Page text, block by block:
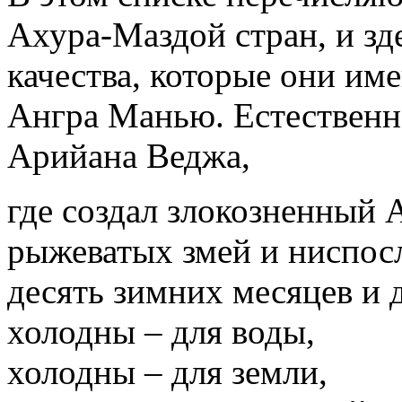
Ахура-Маздой стран, и
качества, которые они
Ангра Манью.
Арийана Веджа,
где создал
рыжеватых змей и
десять зимних месяцев и
холодны – для воды,
холодны – для земли,